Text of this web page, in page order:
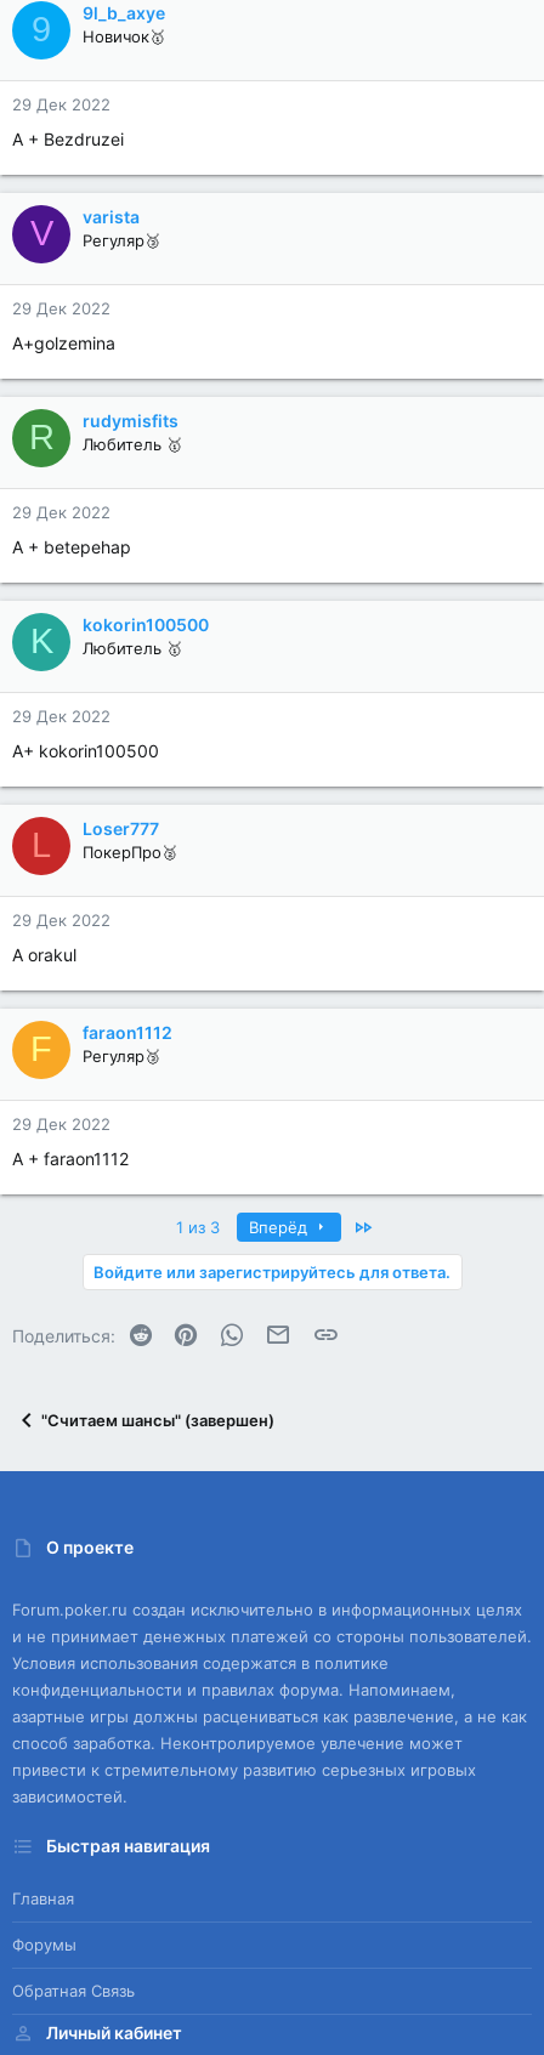
9 9l_b_axye
Новичок🥇
29 Дек 2022
A + Bezdruzei
V varista
Регуляр🥉
29 Дек 2022
A+golzemina
R rudymisfits
Любитель 🥇
29 Дек 2022
A + betepehap
K kokorin100500
Любитель 🥇
29 Дек 2022
A+ kokorin100500
L Loser777
ПокерПро🥈
29 Дек 2022
A orakul
F faraon1112
Регуляр🥉
29 Дек 2022
A + faraon1112
1 из 3 Вперёд
Войдите или зарегистрируйтесь для ответа.
Поделиться: Reddit PinterestWhatsAppЭлектронная почта
Ссылка
"Считаем шансы" (завершен)
О проекте
Forum.poker.ru создан исключительно в информационных целях
и не принимает денежных платежей со стороны пользователей.
Условия использования содержатся в политике
конфиденциальности и правилах форума. Напоминаем,
азартные игры должны расцениваться как развлечение, а не как
способ заработка. Неконтролируемое увлечение может
привести к стремительному развитию серьезных игровых
зависимостей.
Быстрая навигация
Главная
Форумы
Обратная Связь
Личный кабинет